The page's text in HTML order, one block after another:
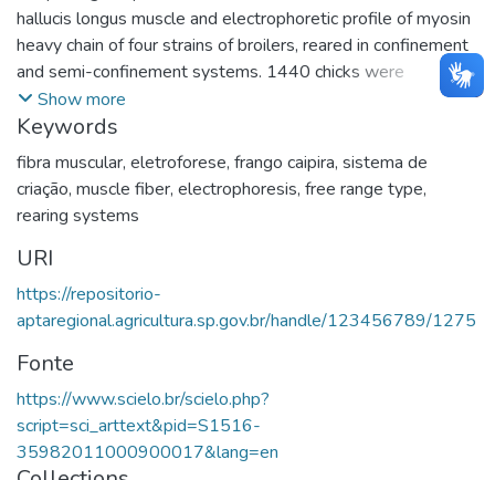
hallucis longus muscle and electrophoretic profile of myosin
heavy chain of four strains of broilers, reared in confinement
and semi-confinement systems. 1440 chicks were
randomly assigned in a 4 × 2 factorial arrangement: four
strains (Ross 305, Master Gris, Label Rouge and Vermelhao
Pesado), two production systems (confinement and semi-
confinement), with four replicates for each treatment. Four
birds were sacrificed for each treatment, at 28 and 84 d,
totaling 64 animals. Electrophoresis technique identified the
presence of three myosin heavy chain types: MyHC-I,
MyHC-IIa and MyHC-IIb, in the flexor hallucis longus muscle
of the broilers. There was increase in MyHC-II and decrease
in MyHC-I, as age passed. Only at 84 days-old was the
MyHC-II expression influenced by strain, confirming a
response of selection in Ross lineage on a more glycolytic
muscle. The Ross lineage has higher live weight, leg weight,
weight and area of the flexor hallucis longus, compared to
different chicken strains. O objetivo neste trabalho foi avaliar
Show more
Keywords
fibra muscular, eletroforese, frango caipira, sistema de
criação, muscle fiber, electrophoresis, free range type,
rearing systems
URI
https://repositorio-
aptaregional.agricultura.sp.gov.br/handle/123456789/1275
Fonte
https://www.scielo.br/scielo.php?
script=sci_arttext&pid=S1516-
35982011000900017&lang=en